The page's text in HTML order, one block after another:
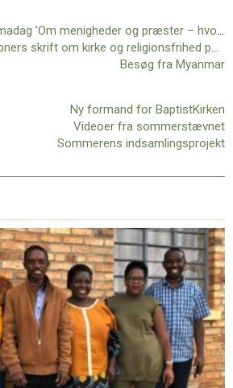
Temadag ’Om menigheder og præster – hvor går vejen?’
Købners skrift om kirke og religionsfrihed på dansk
Besøg fra Myanmar
Ny formand for BaptistKirken
Videoer fra sommerstævnet
Sommerens indsamlingsprojekt